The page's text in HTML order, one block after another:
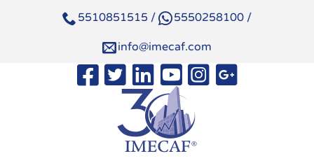
5510851515 / 5550258100 /
info@imecaf.com